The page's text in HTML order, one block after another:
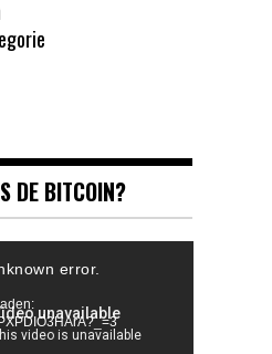
DE BITCOIN?
error.